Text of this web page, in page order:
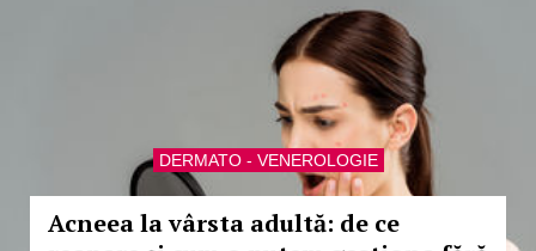
DERMATO - VENEROLOGIE
Acneea la vârsta adultă: de ce